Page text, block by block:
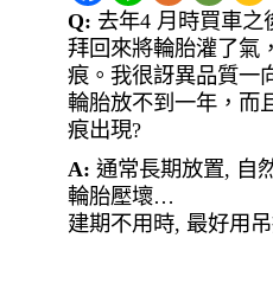
Q: 去年4 月時買車之
拜回來將輪胎灌了氣
痕。我很訝異品質一
輪胎放不到一年，而
痕出現?
A: 通常長期放置, 自
輪胎壓壞…
建期不用時, 最好用